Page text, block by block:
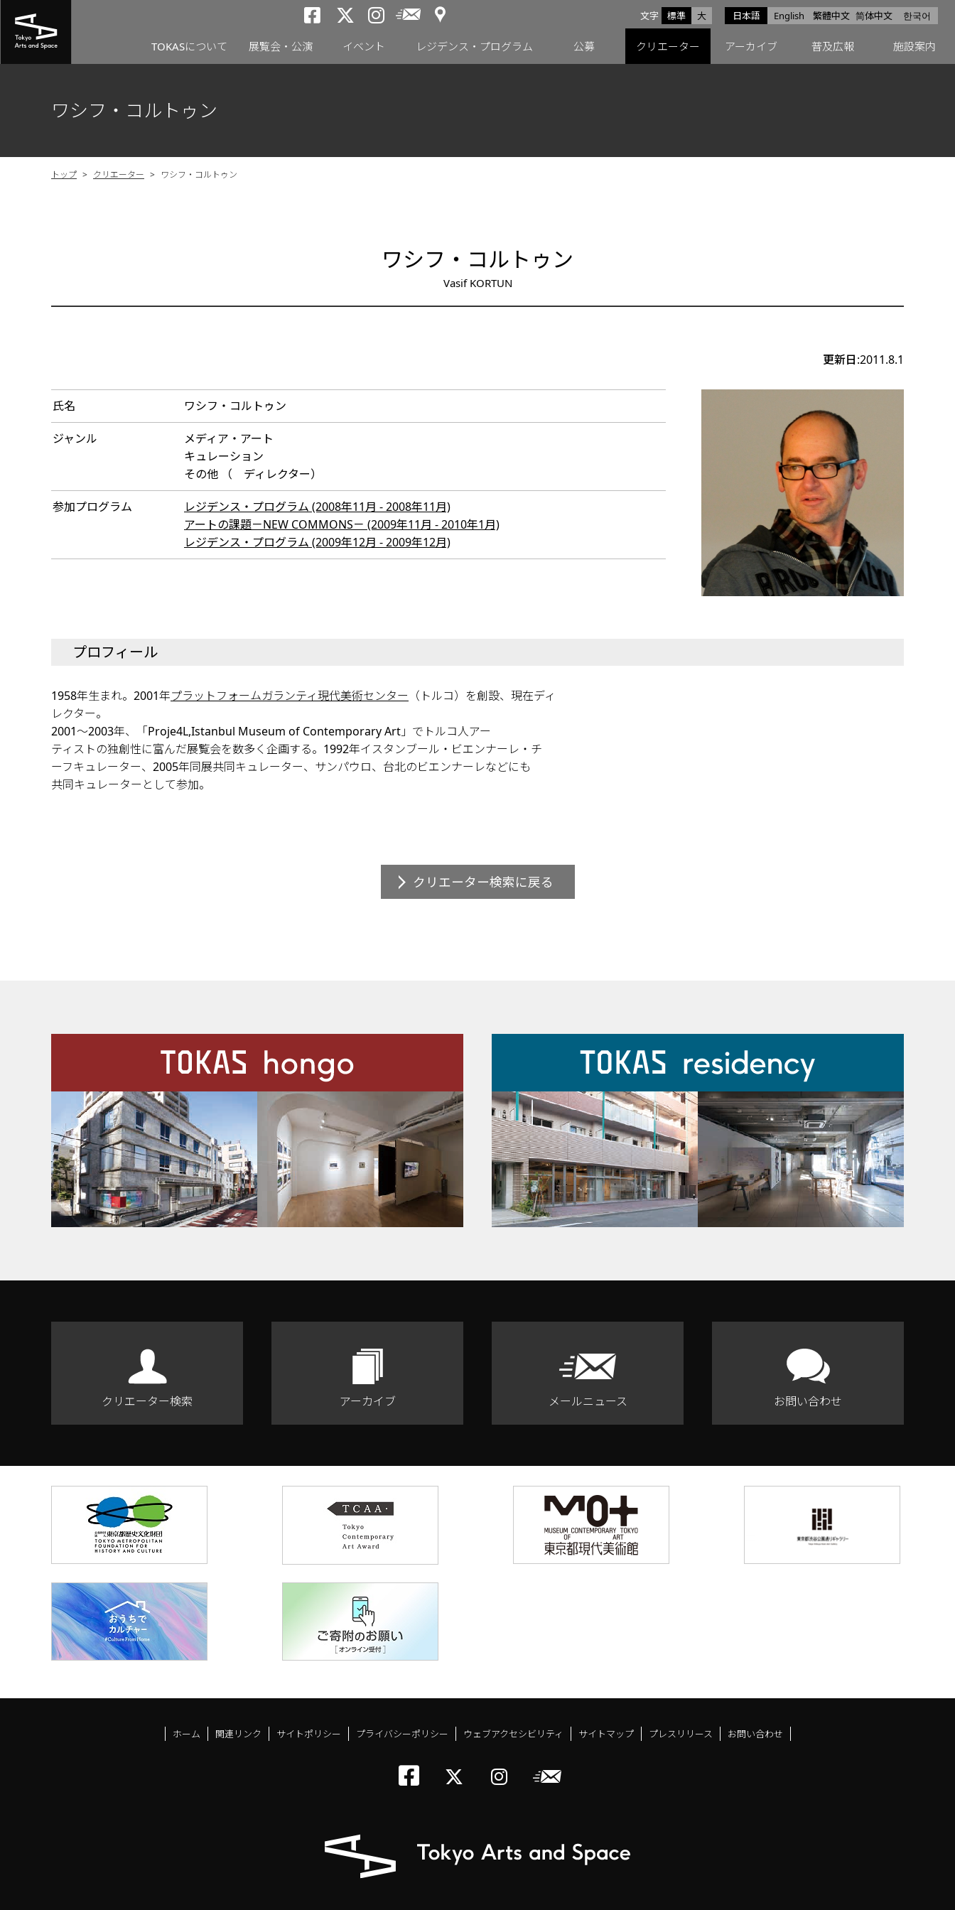
日本語 English 繁體中文 简体中文 한국어
文字サイズ
標準 大
トーキョーアーツアンドスペースfacebook
トーキョーアーツアンドスペースX
トーキョーアーツアンドスペースInstagram
メールニュース
アクセス
TOKASについて 展覧会・公演 イベント レジデンス・プログラム 公募 クリエーター アーカイブ 普及広報 施設案内
ワシフ・コルトゥン
トップ > クリエーター > ワシフ・コルトゥン
ワシフ・コルトゥン
Vasif KORTUN
更新日:2011.8.1
氏名 ワシフ・コルトゥン
ジャンル
メディア・アート
キュレーション
その他 （ ディレクター）
参加プログラム
レジデンス・プログラム (2008年11月 - 2008年11月)
アートの課題－NEW COMMONS－ (2009年11月 - 2010年1月)
レジデンス・プログラム (2009年12月 - 2009年12月)
プロフィール
1958年生まれ。2001年プラットフォームガランティ現代美術センター （トルコ）を創設、現在ディ
レクター。
2001～2003年、「Proje4L,Istanbul Museum of Contemporary Art」でトルコ人アー
ティストの独創性に富んだ展覧会を数多く企画する。1992年イスタンブール・ビエンナーレ・チ
ーフキュレーター、2005年同展共同キュレーター、サンパウロ、台北のビエンナーレなどにも
共同キュレーターとして参加。
クリエーター検索に戻る
クリエーター検索 アーカイブ メールニュース お問い合わせ
ホーム 関連リンク サイトポリシー プライバシーポリシー ウェブアクセシビリティ サイトマップ プレスリリース お問い合わせ
トーキョーアーツアンドスペースfacebook
メールニュース